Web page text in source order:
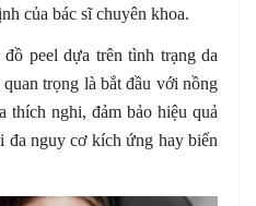
của bác sĩ chuyên khoa.
peel dựa trên tình trạng da
trọng là bắt đầu với nồng
thích nghi, đảm bảo hiệu quả
đa nguy cơ kích ứng hay biến